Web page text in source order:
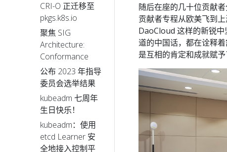
CRI-O 正迁移至
pkgs.k8s.io
聚焦 SIG
Architecture:
Conformance
公布 2023 年指导
委员会选举结果
kubeadm 七周年
生日快乐！
kubeadm：使用
etcd Learner 安
全地接入控制平
随后在座的几十位贡献
贡献者专程从欧美飞到
DaoCloud 这样的新锐
道的中国话，都在诠释
是互相的肯定和成就赋